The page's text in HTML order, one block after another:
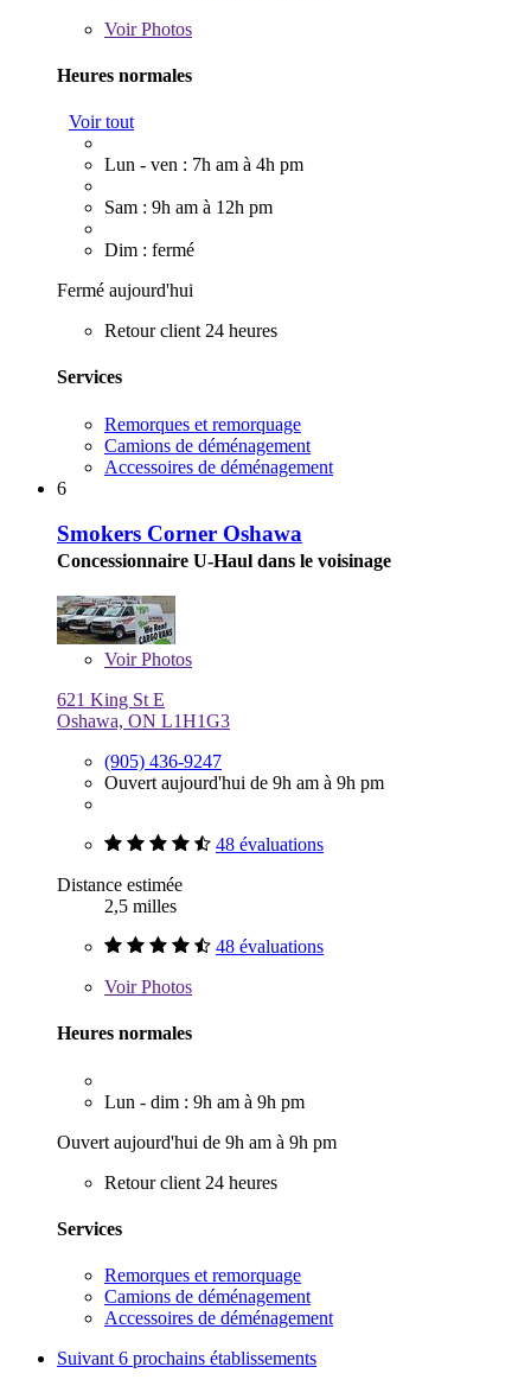
VoirPhotos
Heures normales
Voir tout
Lun - ven : 7h am à 4h pm
Sam : 9h am à 12h pm
Dim : fermé
Fermé aujourd'hui
Retour client 24 heures
Services
Remorques et remorquage
Camions de déménagement
Accessoires de déménagement
6
Smokers Corner Oshawa
Concessionnaire U-Haul dans le voisinage
VoirPhotos
621 King St E
Oshawa, ON L1H1G3
(905) 436-9247
Ouvert aujourd'hui de 9h am à 9h pm
48 évaluations
Distance estimée
2,5 milles
48 évaluations
VoirPhotos
Heures normales
Lun - dim : 9h am à 9h pm
Ouvert aujourd'hui de 9h am à 9h pm
Retour client 24 heures
Services
Remorques et remorquage
Camions de déménagement
Accessoires de déménagement
Suivant 6 prochains établissements